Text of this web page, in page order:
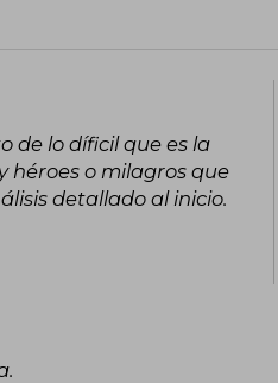
reservado y
esconde una profundidad
de lo díficil que es la
héroes o milagros que
detallado al inicio.